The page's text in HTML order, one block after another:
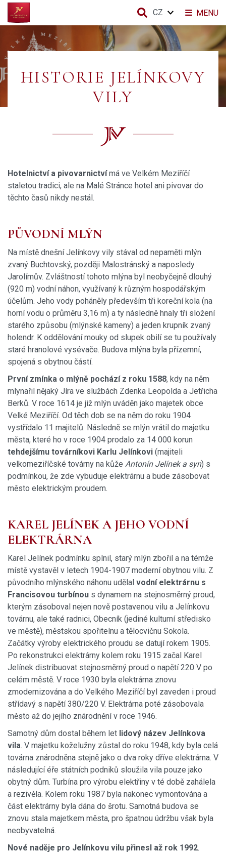
HISTORIE JELÍNKOVY
VILY
Hotelnictví a pivovarnictvímá ve Velkém Meziříčí
staletou tradici, ale na Malé Stránce hotel ani pivovar do
těchto časů nikdy nestál.
PŮVODNÍ MLÝN
Na místě dnešní Jelínkovy vily stával od nepaměti mlýn
zvaný Buchtovský, později Malostránský a naposledy
Jarolímův. Zvláštností tohoto mlýna byl neobyčejně dlouhý
(920 m) vodní náhon, využívaný k různým hospodářským
účelům. Jeho vody poháněly především tři koreční kola (na
horní vodu o průměru 3,16 m) a ty následně hnaly tři složení
starého způsobu (mlýnské kameny) a jeden krupník zvaný
holendr. K oddělování mouky od slupek obilí se tu používaly
staré hranolové vysévače. Budova mlýna byla přízemní,
spojená s obytnou částí.
První zmínka o mlýně pochází z roku 1588, kdy na něm
mlynařil nějaký Jíra ve službách Zdenka Leopolda a Jetřicha
Berků. V roce 1614 je již mlýn uváděn jako majetek obce
Velké Meziříčí. Od těch dob se na něm do roku 1904
vystřídalo 11 majitelů. Následně se mlýn vrátil do majetku
města, které ho v roce 1904 prodalo za 14 000 korun
tehdejšímu továrníkovi Karlu Jelínkovi (majiteli
velkomeziříčské továrny na kůže Antonín Jelínek a syn) s
podmínkou, že zde vybuduje elektrárnu a bude zásobovat
město elektrickým proudem.
KAREL JELÍNEK A JEHO VODNÍ
ELEKTRÁRNA
Karel Jelínek podmínku splnil, starý mlýn zbořil a na témže
místě vystavěl v letech 1904-1907 moderní obytnou vilu. Z
původního mlýnského náhonu udělal vodní elektrárnu s
Francisovou turbínou s dynamem na stejnosměrný proud,
kterým zásoboval nejen nově postavenou vilu a Jelínkovu
továrnu, ale také radnici, Obecník (jediné kulturní středisko
ve městě), městskou spořitelnu a tělocvičnu Sokola.
Začátky výroby elektrického proudu se datují rokem 1905.
Po rekonstrukci elektrárny kolem roku 1915 začal Karel
Jelínek distribuovat stejnosměrný proud o napětí 220 V po
celém městě. V roce 1930 byla elektrárna znovu
zmodernizována a do Velkého Meziříčí byl zaveden i proud
střídavý s napětí 380/220 V. Elektrárna poté zásobovala
město až do jejího znárodnění v roce 1946.
Samotný dům dostal během let lidový název Jelínkova
vila. V majetku koželužny zůstal do roku 1948, kdy byla celá
továrna znárodněna stejně jako o dva roky dříve elektrárna. V
následující éře státních podniků sloužila vila pouze jako
obytný dům. Turbína pro výrobu elektřiny v té době zahálela
a rezivěla. Kolem roku 1987 byla nakonec vymontována a
část elektrárny byla dána do šrotu. Samotná budova se
znovu stala majetkem města, pro špatnou údržbu však byla
neobyvatelná.
Nové naděje pro Jelínkovu vilu přinesl až rok 1992.
MENU
CZ